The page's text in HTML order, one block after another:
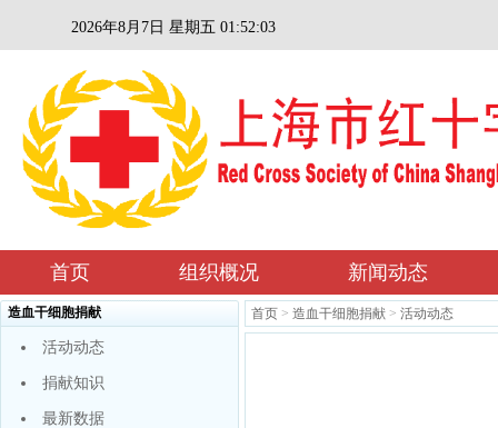
2026年8月7日 星期五 01:52:04
首页 组织概况 新闻动态
造血干细胞捐献
活动动态
捐献知识
最新数据
首页 > 造血干细胞捐献 > 活动动态